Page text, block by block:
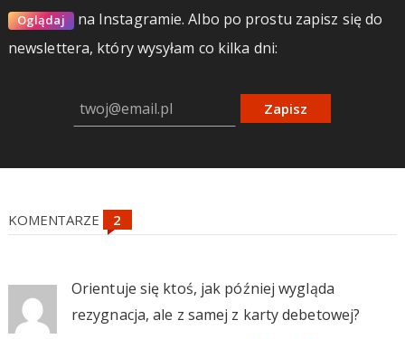
Oglądaj na Instagramie.Albo po prostu zapisz się do
newslettera, który wysyłam co kilka dni:
Zapisz
KOMENTARZE
Orientuje się ktoś, jak później wygląda
rezygnacja, ale z samej z karty debetowej?